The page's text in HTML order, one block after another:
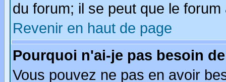
du forum; il se peut que le
Revenir en haut de page
Pourquoi n'ai-je pas besoin
Vous pouvez ne pas en avoir